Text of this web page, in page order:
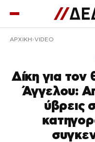
ΑΡΧΙΚΉ VIDEO
Δίκη για τον
Άγγελου:
ύβρεις